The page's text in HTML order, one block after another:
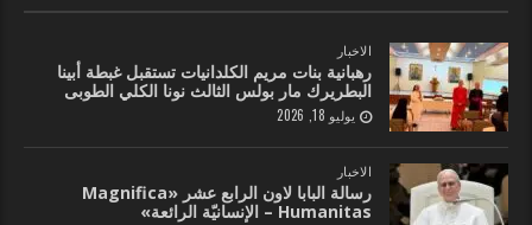
الاخبار
رهبانية بنات مريم الكلدانيات تستقبل غبطة أبينا
البطريرك مار بولس الثالث نونا الكلي الطوبى
يوليو 18, 2026
الاخبار
رسالة البابا لاون الرابع عشر «Magnifica
Humanitas – الإنسانيّة الرائعة»